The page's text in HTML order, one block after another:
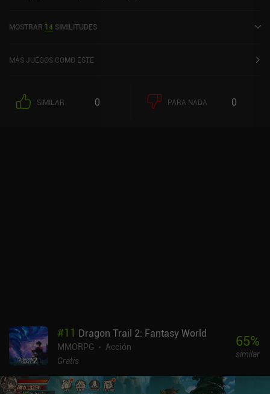
App Store de iOS.
MOSTRAR 14 SIMILITUDES
MÁS JUEGOS COMO ESTE
SIMILAR 0 PARA NADA 0
#11 Dragon Trail 2: Fantasy World
MMORPG
Acción
Gratis
65%
similar